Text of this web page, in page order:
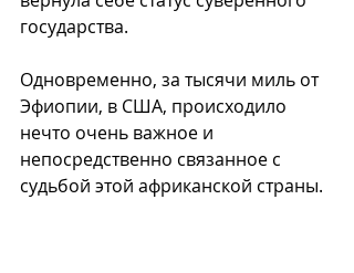
государства.
Одновременно, за тысячи миль от
Эфиопии, в США, происходило
нечто очень важное и
непосредственно связанное с
судьбой этой африканской страны.